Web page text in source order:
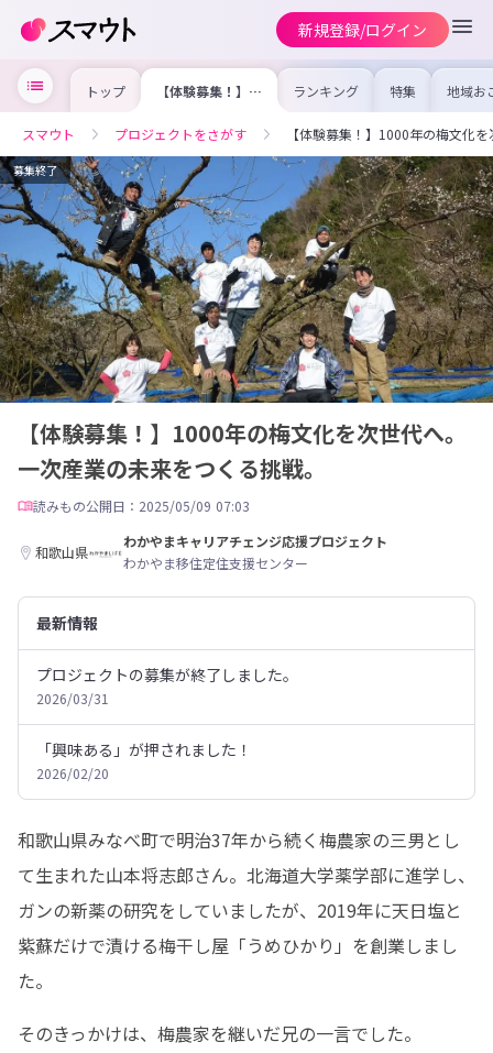
新規登録/ログイン
トップ 【体験募集！】
1000年の梅文化
産業の未来をつく
る挑戦。
ランキング 特集 地域お
の求
を集め
事内容
を比較
合った
けよう
スマウト プロジェクトをさがす 【体験募集！】1000年の梅文化
募集終了
【体験募集！】1000年の梅文化を次世代へ。
一次産業の未来をつくる挑戦。
読みもの公開日：2025/05/09 07:03
和歌山県
わかやまキャリアチェンジ応援プロジェクト
わかやま移住定住支援センター
最新情報
プロジェクトの募集が終了しました。
2026/03/31
「興味ある」が押されました！
2026/02/20
和歌山県みなべ町で明治37年から続く梅農家の三男とし
て生まれた山本将志郎さん。北海道大学薬学部に進学し、
ガンの新薬の研究をしていましたが、2019年に天日塩と
紫蘇だけで漬ける梅干し屋「うめひかり」を創業しまし
た。
そのきっかけは、梅農家を継いだ兄の一言でした。